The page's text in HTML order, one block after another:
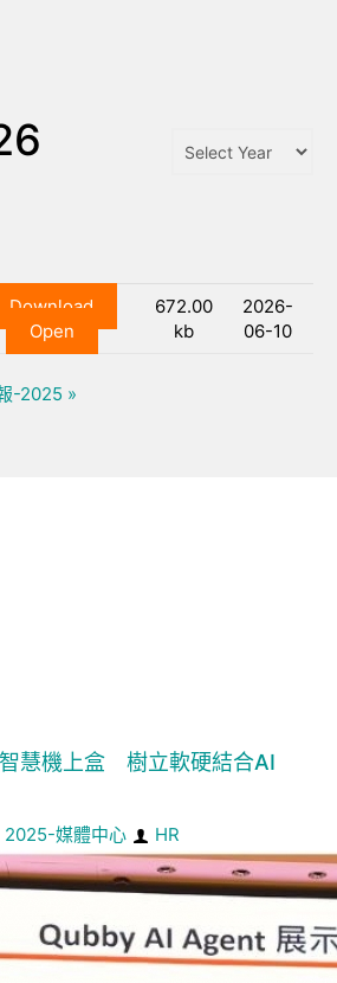
Download
Open
672.00
kb
2026-
06-10
-2025 »
慧機上盒 樹立軟硬結合AI
2025-媒體中心 HR